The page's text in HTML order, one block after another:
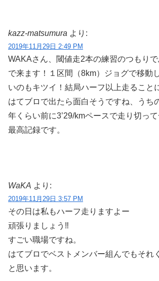
kazz-matsumura より:
2019年11月29日 2:49 PM
WAKAさん、閾値走2本の練習のつもり
で来ます！１区間（8km）ジョグで移動
いのもキツイ！結局ハーフ以上走ること
はてブロで出たら面白そうですね、うち
年くらい前に3’29/kmペースで走り切っ
最高記録です。
WaKA より:
2019年11月29日 3:57 PM
その日は私もハーフ走りますよー
頑張りましょう‼️
すごい職場ですね。
はてブロでベストメンバー組んでもそれ
と思います。